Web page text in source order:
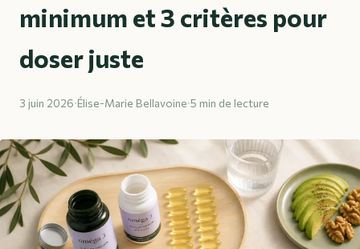
minimum et 3 critères pour
doser juste
3 juin 2026·Élise-Marie Bellavoine·5 min de lecture